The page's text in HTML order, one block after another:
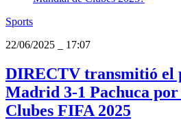
Sports
22/06/2025
17:07
DIRECTV transmitió el
Madrid 3-1 Pachuca
Clubes FIFA 2025